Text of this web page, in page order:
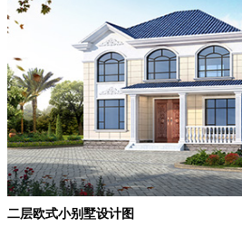
二层欧式小别墅设计图